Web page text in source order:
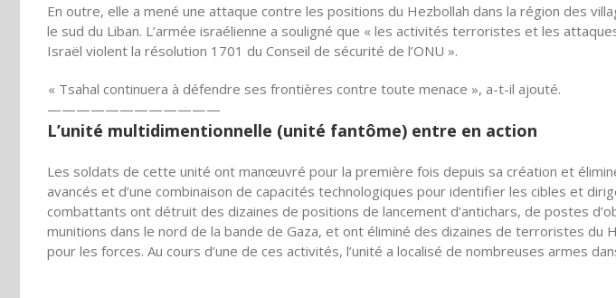
En outre, elle a mené une attaque contre les positions du Hezbollah dans la région des
le sud du Liban. L’armée israélienne a souligné que « les activités terroristes et les
Israël violent la résolution 1701 du Conseil de sécurité de l’ONU ».
« Tsahal continuera à défendre ses frontières contre toute menace », a-t-il ajouté.
————————————
L’unité multidimentionnelle (unité fantôme) entre en action
Les soldats de cette unité ont manœuvré pour la première fois depuis sa création et
avancés et d’une combinaison de capacités technologiques pour identifier les cibles et
combattants ont détruit des dizaines de positions de lancement d’antichars, de postes
munitions dans le nord de la bande de Gaza, et ont éliminé des dizaines de terroristes du
pour les forces. Au cours d’une de ces activités, l’unité a localisé de nombreuses armes